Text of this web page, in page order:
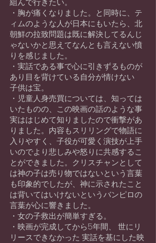
・胸が痛くなりました。と同時に、テ
ィムのような人が日本にもいたら、北
朝鮮の拉致問題は既に解決してるんじ
ゃないかと思えてなんとも言えない憤
りを感じました。
・実話である事で心に引きずるものが
あり目を背けている自分が情けない
子供は宝。
・児童人身売買については、知っては
いたものの、この映画の話のような事
実ははじめて知りましたので衝撃があ
りました。内容もスリリングで物語に
入りやすく、子役が可愛く演技が上手
いのでより悲しみや怒りに共感するこ
とができました。クリスチャンとして
は神の子は売り物ではないという言葉
も印象的でしたが、神に示されたこと
は背いてはいけないというバンピロの
言葉が心に響きました。
・女の子救出が簡単すぎる。
・映画が完成してから5年間、 世にリ
リースできなかった 実話を基にした映